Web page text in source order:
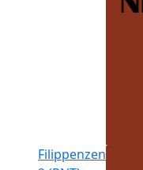
Filippenzen